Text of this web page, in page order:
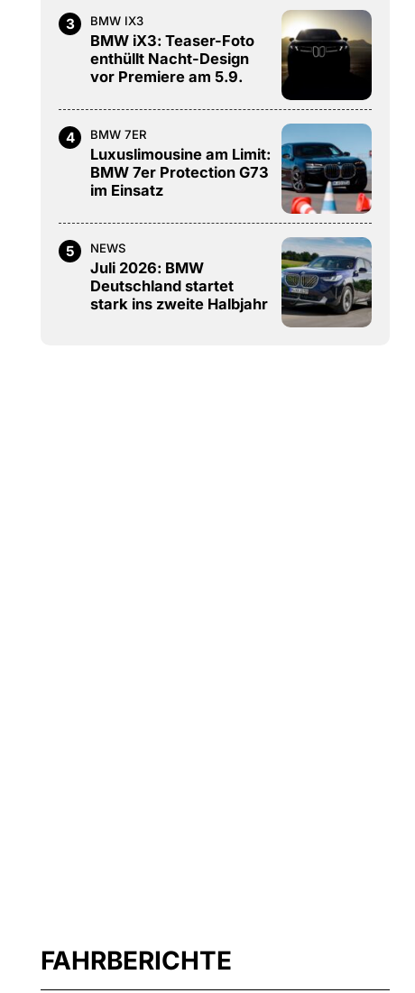
3 BMW IX3
BMW iX3: Teaser-Foto
enthüllt Nacht-Design
vor Premiere am 5.9.
4 BMW 7ER
Luxuslimousine am Limit:
BMW 7er Protection G73
im Einsatz
5 NEWS
Juli 2026: BMW
Deutschland startet
stark ins zweite Halbjahr
FAHRBERICHTE